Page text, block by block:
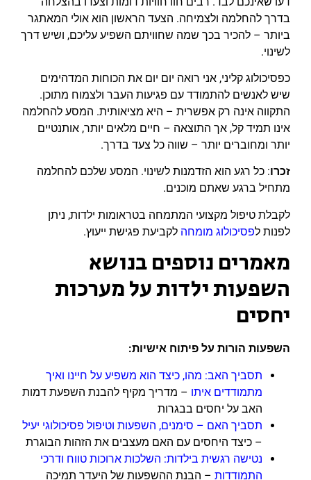
בדרך להחלמה ולצמיחה. הצעד הראשון הוא אולי המאתגר
ביותר – להכיר בכך שמה שחוויתם השפיע עליכם, ושיש דרך
לשינוי.
כפסיכולוג קליני, אני רואה יום יום את הכוחות המדהימים
שיש לאנשים להתמודד עם פגיעות העבר ולצמוח מתוכן.
התקווה אינה רק אפשרית – היא מציאותית. המסע להחלמה
אינו תמיד קל, אך התוצאה – חיים מלאים יותר, אותנטיים
יותר ומחוברים יותר – שווה כל צעד בדרך.
זכרו: כל רגע הוא הזדמנות לשינוי. המסע שלכם להחלמה
מתחיל ברגע שאתם מוכנים.
לקבלת טיפול מקצועי המתמחה בטראומות ילדות, ניתן
לפנות לפסיכולוג מומחה לקביעת פגישת ייעוץ.
מאמרים נוספים בנושא
השפעות ילדות על מערכות
יחסים
השפעות הורות על פיתוח אישיות:
תסביך האב: מהו, כיצד הוא משפיע על חיינו ואיך
מתמודדים איתו – מדריך מקיף להבנת השפעת דמות
האב על יחסים בבגרות
תסביך האם – סימנים, השפעות וטיפול פסיכולוגי יעיל
– כיצד היחסים עם האם מעצבים את הזהות הבוגרת
נטישה רגשית בילדות: השלכות ארוכות טווח ודרכי
התמודדות – הבנת ההשפעות של היעדר תמיכה